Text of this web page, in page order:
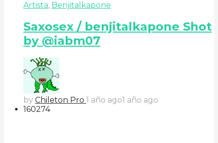
Artista, Benjitalkapone
Saxosex / benjitalkapone Shot
by @iabm07
by Chileton Pro 1 año ago1 año ago
160274